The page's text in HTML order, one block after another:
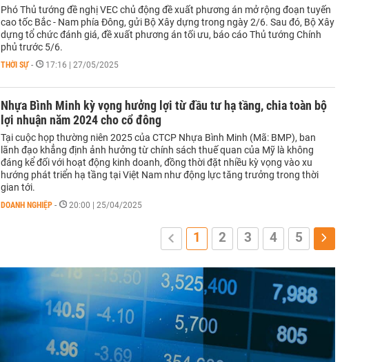
Phó Thủ tướng đề nghị VEC chủ động đề xuất phương án mở rộng đoạn tuyến
cao tốc Bắc - Nam phía Đông, gửi Bộ Xây dựng trong ngày 2/6. Sau đó, Bộ Xây
dựng tổ chức đánh giá, đề xuất phương án tối ưu, báo cáo Thủ tướng Chính
phủ trước 5/6.
THỜI SỰ - 17:16 | 27/05/2025
Nhựa Bình Minh kỳ vọng hưởng lợi từ đầu tư hạ tầng, chia toàn bộ
lợi nhuận năm 2024 cho cổ đông
Tại cuộc họp thường niên 2025 của CTCP Nhựa Bình Minh (Mã: BMP), ban
lãnh đạo khẳng định ảnh hưởng từ chính sách thuế quan của Mỹ là không
đáng kể đối với hoạt động kinh doanh, đồng thời đặt nhiều kỳ vọng vào xu
hướng phát triển hạ tầng tại Việt Nam như động lực tăng trưởng trong thời
gian tới.
DOANH NGHIỆP - 20:00 | 25/04/2025
1 2 3 4 5